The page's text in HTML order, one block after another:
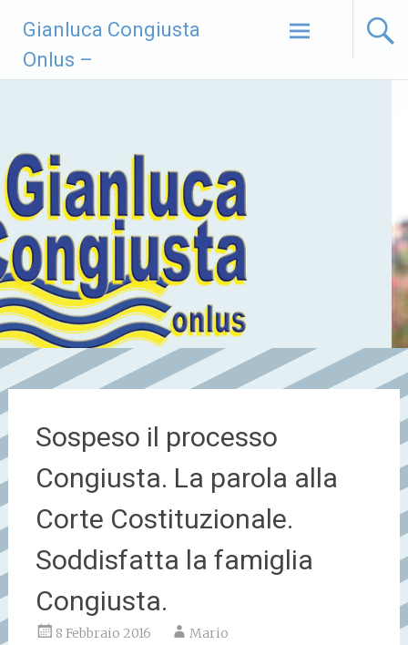
contenuto
Gianluca Congiusta
Onlus –
Sospeso il processo
Congiusta. La parola alla
Corte Costituzionale.
Soddisfatta la famiglia
Congiusta.
8 Febbraio 2016 Mario